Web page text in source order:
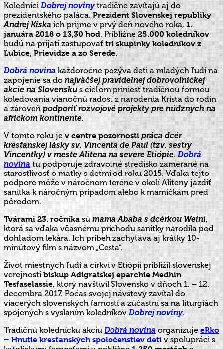
KoledníciDobrej novinytradične zavítajú aj do
prezidentského paláca.Prezident Slovenskejrepubliky
Andrej Kiskaich prijme v prvý deň nového roka,1.
januára 2018 o 13,30 hod. Približne25.000 koledníkov
budú na prijatí zastupovaťtri skupinky koledníkov z
Ľubice, Prievidze a zo Serede.
Dobrá novinakaždoročne pozýva deti a mladých ľudí na
zapojenie sa donajväčšej pravidelnej dobrovoľníckej
akcie na Slovenskus cieľom priniesť tradičnou formou
koledovania vianočnú radosť z narodenia Krista do rodín
a zároveňpodporiť rozvojové projekty pre núdznych na
africkom kontinente.
V tomto roku jev centre pozornosti práca dcér
kresťanskej lásky sv. Vincenta de Paul (tzv. sestry
Vincentky) v meste Alitena na severe Etiópie.Dobrá
novinatu podporuje zdravotné stredisko zamerané na
starostlivosť o matky s deťmi od roku 2015. Vďaka tejto
podpore môže v náročnom teréne v okolí Aliteny jazdiť
sanitka k náročným prípadom alebo k mamičkám pred
pôrodom.
Tvárami 23. ročníkasúmama Ababa s dcérkou Weini,
ktorá sa vďaka včasnému príchodu sanitky narodila pod
dohľadom lekára. Ich príbeh zachytáva aj krátky 10-
minútový film s názvom „Cesta“.
Život miestnych ľudí a cirkvi v Etiópii priblížil slovenskej
verejnostibiskup Adigratskej eparchie Medhin
Tesfaselassie, ktorý navštívil Slovensko v dňoch 1. – 12.
decembra 2017. Počas svojej návštevy zavítal do
viacerých slovenských farností a zúčastní sa na liturgiách
spojených s vyslaním koledníkovDobrej noviny.
Tradičnú kolednícku akciuDobrá novinaorganizujeeRko
– Hnutie kresťanských spoločenstiev detív spolupráci s